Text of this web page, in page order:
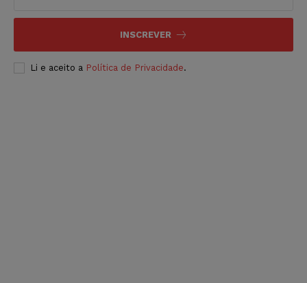
INSCREVER
Li e aceito a Política de Privacidade.